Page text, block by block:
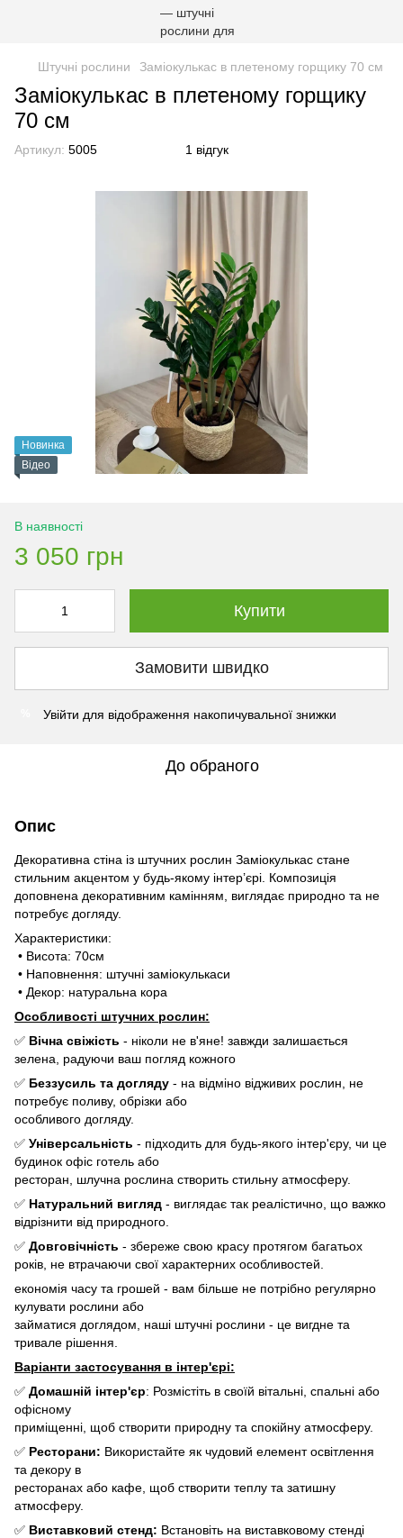
Штучні рослини Заміокулькас в плетеному горщику 70 см
Заміокулькас в плетеному горщику
70 см
Артикул: 5005 1 відгук
Новинка
Відео
В наявності
3 050 грн
Купити
Замовити швидко
Увійти для відображення накопичувальної знижки
До обраного
Опис
Декоративна стіна із штучних рослин Заміокулькас стане
стильним акцентом у будь-якому інтер’єрі. Композиція
доповнена декоративним камінням, виглядає природно та не
потребує догляду.
Характеристики:
• Висота: 70см
• Наповнення: штучні заміокулькаси
• Декор: натуральна кора
Особливості штучних рослин:
✅ Вічна свіжість - ніколи не в'яне! завжди залишається
зелена, радуючи ваш погляд кожного
✅ Беззусиль та догляду - на відміно відживих рослин, не
потребує поливу, обрізки або
особливого догляду.
✅ Універсальність - підходить для будь-якого інтер'єру, чи це
будинок офіс готель або
ресторан, шлучна рослина створить стильну атмосферу.
✅ Натуральний вигляд - виглядає так реалістично, що важко
відрізнити від природного.
✅ Довговічність - збереже свою красу протягом багатьох
років, не втрачаючи свої характерних особливостей.
економія часу та грошей - вам більше не потрібно регулярно
кулувати рослини або
займатися доглядом, наші штучні рослини - це вигдне та
тривале рішення.
Варіанти застосування в інтер'єрі:
✅ Домашній інтер'єр: Розмістіть в своїй вітальні, спальні або
офісному
приміщенні, щоб створити природну та спокійну атмосферу.
✅ Ресторани: Використайте як чудовий елемент освітлення
та декору в
ресторанах або кафе, щоб створити теплу та затишну
атмосферу.
✅ Виставковий стенд: Встановіть на виставковому стенді